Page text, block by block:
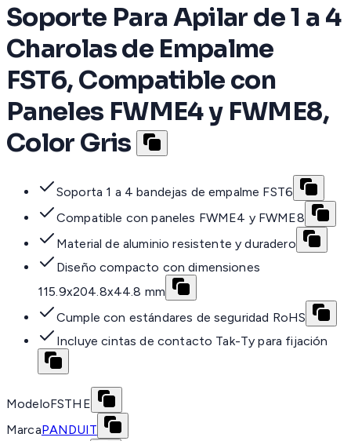
Soporte Para Apilar de 1 a 4
Charolas de Empalme
FST6, Compatible con
Paneles FWME4 y FWME8,
Color Gris
Soporta 1 a 4 bandejas de empalme FST6
Compatible con paneles FWME4 y FWME8
Material de aluminio resistente y duradero
Diseño compacto con dimensiones
115.9x204.8x44.8 mm
Cumple con estándares de seguridad RoHS
Incluye cintas de contacto Tak-Ty para fijación
ModeloFSTHE
MarcaPANDUIT